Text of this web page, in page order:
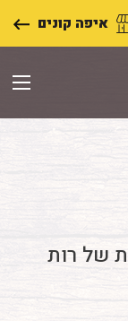
איפה קונים
של רות